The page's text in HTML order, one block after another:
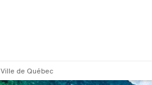
Ville de Québec